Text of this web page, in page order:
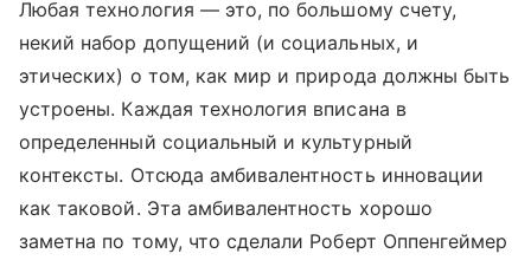
Любая технология — это, по большому счету,
некий набор допущений (и социальных, и
этических) о том, как мир и природа должны быть
устроены. Каждая технология вписана в
определенный социальный и культурный
контексты. Отсюда амбивалентность инновации
как таковой. Эта амбивалентность хорошо
заметна по тому, что сделали Роберт Оппенгеймер